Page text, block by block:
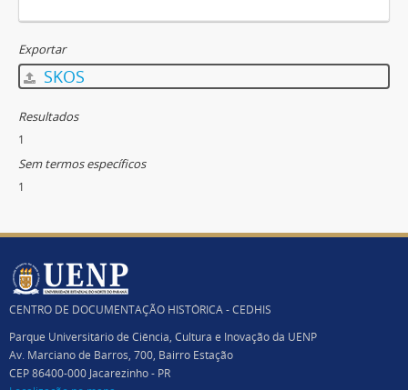
Exportar
SKOS
Resultados
1
Sem termos específicos
1
CENTRO DE DOCUMENTAÇÃO HISTÓRICA - CEDHIS
Parque Universitário de Ciência, Cultura e Inovação da UENP
Av. Marciano de Barros, 700, Bairro Estação
CEP 86400-000 Jacarezinho - PR